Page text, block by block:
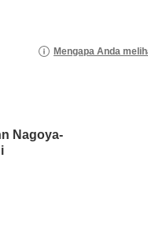
Mengapa Anda
Nagoya-